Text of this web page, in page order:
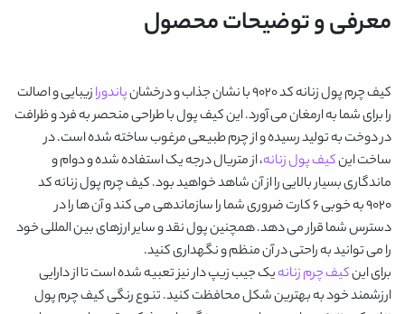
معرفی و توضیحات محصول
کیف چرم پول زنانه کد 9020 با نشان جذاب و درخشانپاندورازیبایی و اصالت
را برای شما به ارمغان می آورد. این کیف پول با طراحی منحصر به فرد و ظرافت
در دوخت به تولید رسیده و از چرم طبیعی مرغوب ساخته شده است. در
ساخت اینکیف پول زنانه، از متریال درجه یک استفاده شده و دوام و
ماندگاری بسیار بالایی را از آن شاهد خواهید بود.کیف چرم پول زنانه کد
9020
به خوبی 6 کارت ضروری شما را سازماندهی می کند و آن ها را در
دسترس شما قرار می دهد. همچنین پول نقد و سایر ارزهای بین المللی خود
را می توانید به راحتی در آن منظم و نگهداری کنید.
برای اینکیف چرم زنانهیک جیب زیپ دار نیز تعبیه شده است تا از دارایی
ارزشمند خود به بهترین شکل محافظت کنید. تنوع رنگیکیف چرم پول